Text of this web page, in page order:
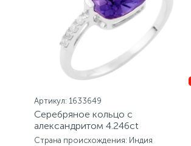
Артикул: 1633649
Серебряное кольцо с
александритом 4.246ct
Страна происхождения: Индия